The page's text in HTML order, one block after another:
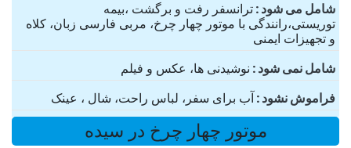
شامل می شود ترانسفر رفت و برگشت ،بیمه
توریستی،رانندگی با موتور چهار چرخ، مربی فارسی زبان، کلاه
و تجهیزات ایمنی
شامل نمی شود نوشیدنی ها، عکس و فیلم
فراموش نشود آب برای سفر، لباس راحت، شال ، عینک
موتور چهار چرخ در سیده